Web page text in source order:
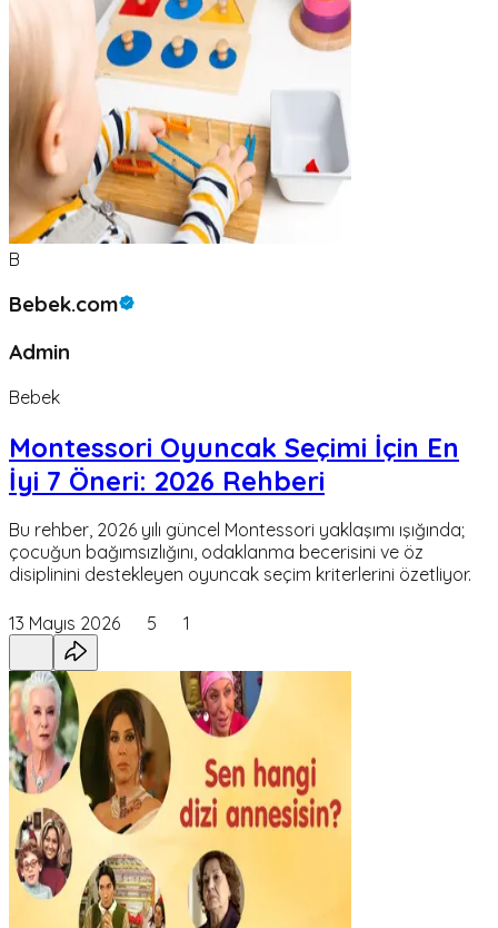
B
Bebek.com
Admin
Bebek
Montessori Oyuncak Seçimi İçin En
İyi 7 Öneri: 2026 Rehberi
Bu rehber, 2026 yılı güncel Montessori yaklaşımı ışığında;
çocuğun bağımsızlığını, odaklanma becerisini ve öz
disiplinini destekleyen oyuncak seçim kriterlerini özetliyor.
13 Mayıs 2026 5 1